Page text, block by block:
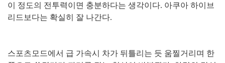
이 정도의 전투력이면 충분하다는 생각이다. 아쿠아 하이브
리드보다는 확실히 잘 나간다.
스포츠모드에서 급 가속시 차가 뒤틀리는 듯 움찔거리며 한